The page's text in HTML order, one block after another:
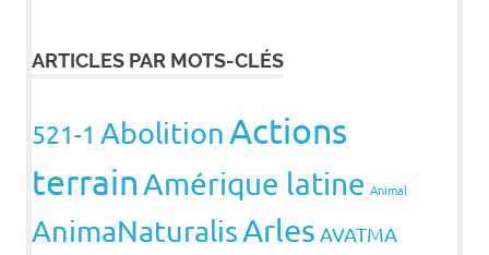
ARTICLES PAR MOTS-CLÉS
521-1 AbolitionActions
terrainAmérique latine Animal
AnimaNaturalisArles AVATMA